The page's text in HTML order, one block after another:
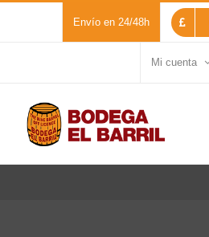
Envío en 24/48h
Mi cuenta